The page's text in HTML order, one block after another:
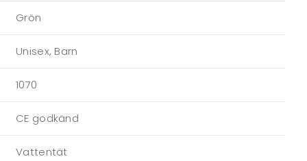
Grön
Unisex, Barn
1070
CE godkänd
Vattentät